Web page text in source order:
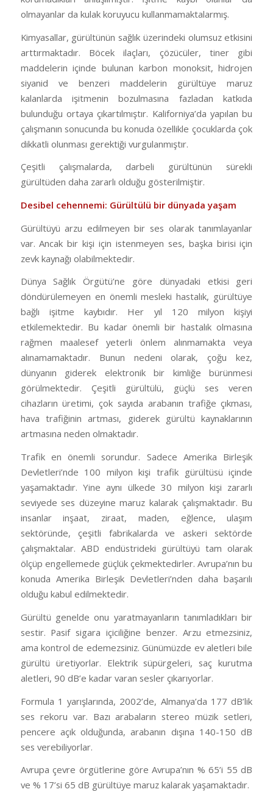
olmayanlar da kulak koruyucu kullanmamaktalarmış.
Kimyasallar, gürültünün sağlık üzerindeki olumsuz etkisini
arttırmaktadır. Böcek ilaçları, çözücüler, tiner gibi
maddelerin içinde bulunan karbon monoksit, hidrojen
siyanid ve benzeri maddelerin gürültüye maruz
kalanlarda işitmenin bozulmasına fazladan katkıda
bulunduğu ortaya çıkartılmıştır. Kaliforniya’da yapılan bu
çalışmanın sonucunda bu konuda özellikle çocuklarda çok
dikkatli olunması gerektiği vurgulanmıştır.
Çeşitli çalışmalarda, darbeli gürültünün sürekli
gürültüden daha zararlı olduğu gösterilmiştir.
Desibel cehennemi: Gürültülü bir dünyada yaşam
Gürültüyü arzu edilmeyen bir ses olarak tanımlayanlar
var. Ancak bir kişi için istenmeyen ses, başka birisi için
zevk kaynağı olabilmektedir.
Dünya Sağlık Örgütü’ne göre dünyadaki etkisi geri
döndürülemeyen en önemli mesleki hastalık, gürültüye
bağlı işitme kaybıdır. Her yıl 120 milyon kişiyi
etkilemektedir. Bu kadar önemli bir hastalık olmasına
rağmen maalesef yeterli önlem alınmamakta veya
alınamamaktadır. Bunun nedeni olarak, çoğu kez,
dünyanın giderek elektronik bir kimliğe bürünmesi
görülmektedir. Çeşitli gürültülü, güçlü ses veren
cihazların üretimi, çok sayıda arabanın trafiğe çıkması,
hava trafiğinin artması, giderek gürültü kaynaklarının
artmasına neden olmaktadır.
Trafik en önemli sorundur. Sadece Amerika Birleşik
Devletleri’nde 100 milyon kişi trafik gürültüsü içinde
yaşamaktadır. Yine aynı ülkede 30 milyon kişi zararlı
seviyede ses düzeyine maruz kalarak çalışmaktadır. Bu
insanlar inşaat, ziraat, maden, eğlence, ulaşım
sektöründe, çeşitli fabrikalarda ve askeri sektörde
çalışmaktalar. ABD endüstrideki gürültüyü tam olarak
ölçüp engellemede güçlük çekmektedirler. Avrupa’nın bu
konuda Amerika Birleşik Devletleri’nden daha başarılı
olduğu kabul edilmektedir.
Gürültü genelde onu yaratmayanların tanımladıkları bir
sestir. Pasif sigara içiciliğine benzer. Arzu etmezsiniz,
ama kontrol de edemezsiniz. Günümüzde ev aletleri bile
gürültü üretiyorlar. Elektrik süpürgeleri, saç kurutma
aletleri, 90 dB’e kadar varan sesler çıkarıyorlar.
Formula 1 yarışlarında, 2002’de, Almanya’da 177 dB’lik
ses rekoru var. Bazı arabaların stereo müzik setleri,
pencere açık olduğunda, arabanın dışına 140-150 dB
ses verebiliyorlar.
Avrupa çevre örgütlerine göre Avrupa’nın % 65’i 55 dB
ve % 17’si 65 dB gürültüye maruz kalarak yaşamaktadır.